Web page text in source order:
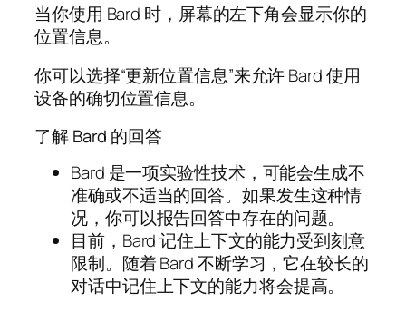
当你使用 Bard 时，屏幕的左下角会显示你的
位置信息。
你可以选择“更新位置信息”来允许 Bard 使用
设备的确切位置信息。
了解 Bard 的回答
Bard 是一项实验性技术，可能会生成不
准确或不适当的回答。如果发生这种情
况，你可以报告回答中存在的问题。
目前，Bard 记住上下文的能力受到刻意
限制。随着 Bard 不断学习，它在较长的
对话中记住上下文的能力将会提高。